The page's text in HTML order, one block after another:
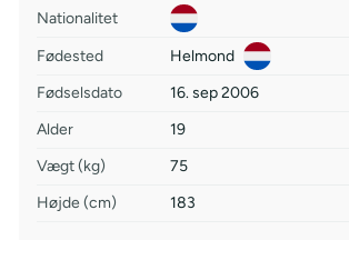
Nationalitet
Fødested
Helmond
Fødselsdato
16. sep 2006
Alder
19
Vægt (kg)
75
Højde (cm)
183